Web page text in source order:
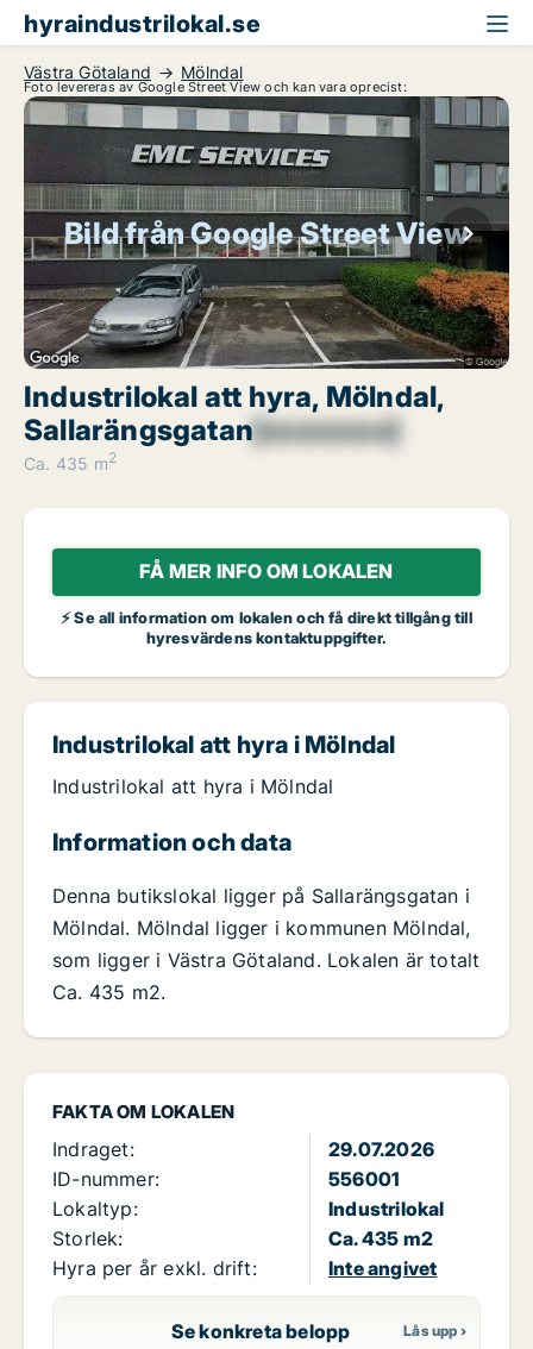
hyraindustrilokal.se
Västra Götaland Mölndal
Foto levereras av Google Street View och kan vara oprecist:
Bild från Google Street View
Industrilokal att hyra, Mölndal,
Sallarängsgatan[xxxxxxxx]
Ca. 435 m2
FÅ MER INFO OM LOKALEN
⚡ Se all information om lokalen och få direkt tillgång till
hyresvärdens kontaktuppgifter.
FAKTA OM LOKALEN
Indraget:
29.07.2026
ID-nummer:
556001
Lokaltyp:
Industrilokal
Storlek:
Ca. 435 m2
Hyra per år exkl. drift:
Inte angivet
Se konkreta belopp
Industrilokal att hyra i Mölndal
Industrilokal att hyra i Mölndal
Information och data
Denna butikslokal ligger på Sallarängsgatan i
Mölndal. Mölndal ligger i kommunen Mölndal,
som ligger i Västra Götaland. Lokalen är totalt
Ca. 435 m2.